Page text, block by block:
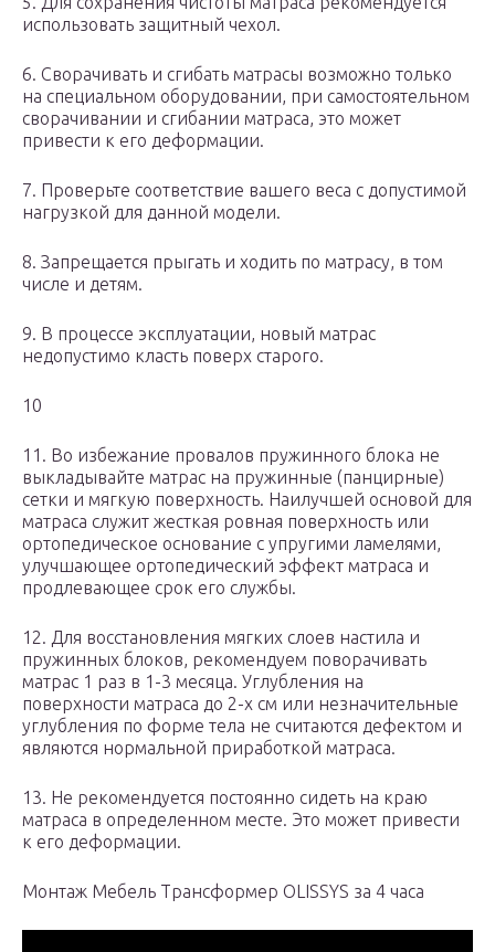
использовать защитный чехол.
6. Сворачивать и сгибать матрасы возможно только
на специальном оборудовании, при самостоятельном
сворачивании и сгибании матраса, это может
привести к его деформации.
7. Проверьте соответствие вашего веса с допустимой
нагрузкой для данной модели.
8. Запрещается прыгать и ходить по матрасу, в том
числе и детям.
9. В процессе эксплуатации, новый матрас
недопустимо класть поверх старого.
10
11. Во избежание провалов пружинного блока не
выкладывайте матрас на пружинные (панцирные)
сетки и мягкую поверхность. Наилучшей основой для
матраса служит жесткая ровная поверхность или
ортопедическое основание с упругими ламелями,
улучшающее ортопедический эффект матраса и
продлевающее срок его службы.
12. Для восстановления мягких слоев настила и
пружинных блоков, рекомендуем поворачивать
матрас 1 раз в 1-3 месяца. Углубления на
поверхности матраса до 2-х см или незначительные
углубления по форме тела не считаются дефектом и
являются нормальной приработкой матраса.
13. Не рекомендуется постоянно сидеть на краю
матраса в определенном месте. Это может привести
к его деформации.
Монтаж Мебель Трансформер OLISSYS за 4 часа